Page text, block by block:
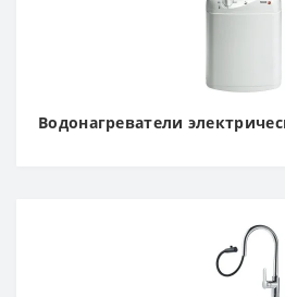
Водонагреватели